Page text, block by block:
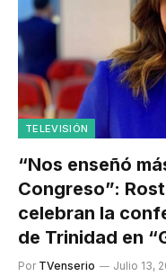
TELEVISIÓN
“Nos enseñó
Congreso”:
celebran la
de Trinidad en
Por TVenserio Julio 13,